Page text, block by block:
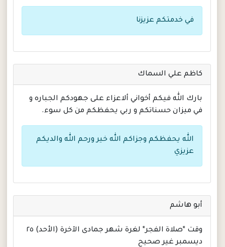
في خدمتكم عزيزنا
كاظم علي السماك
بارك الله فيكم أخواني ألاعزاء على جهودكم الجباره و
في ميزان حسناتكم و ربي يحفظكم من كل سوء.
الله يحفظكم وجزاكم الله خير ورحم الله والديكم
عزيزي
أبو هاشم
وقت *صلاة الفجر* لغرة شهر جمادى الآخرة (الأحد) ٢٥
ديسمبر غير صحيح